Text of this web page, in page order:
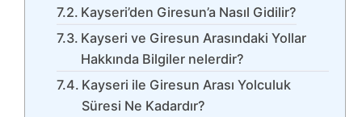
Kayseri’den Giresun’a Nasıl Gidilir?
Kayseri ve Giresun Arasındaki Yollar
Hakkında Bilgiler nelerdir?
Kayseri ile Giresun Arası Yolculuk
Süresi Ne Kadardır?